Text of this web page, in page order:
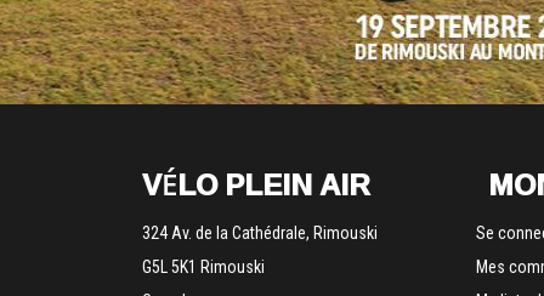
VÉLO PLEIN AIR
324 Av. de la Cathédrale, Rimouski
G5L 5K1 Rimouski
Se
Mes